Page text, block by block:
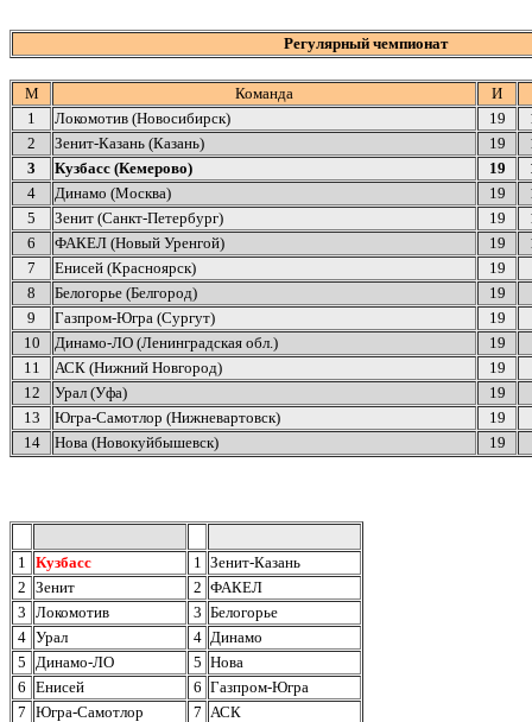
Регулярный чемпионат
М Команда
И
1
Локомотив (Новосибирск) 19
2
Зенит-Казань (Казань) 19
3
Кузбасс (Кемерово) 19
4
Динамо (Москва) 19
5
Зенит (Санкт-Петербург) 19
6
ФАКЕЛ (Новый Уренгой) 19
7
Енисей (Красноярск)
19
8
Белогорье (Белгород)
19
9
Газпром-Югра (Сургут)
19
10
Динамо-ЛО (Ленинградская обл.)
19
11
АСК (Нижний Новгород)
19
12
Урал (Уфа)
19
13
Югра-Самотлор (Нижневартовск)
19
14
Нова (Новокуйбышевск) 19
1 Кузбасс 1 Зенит-Казань
2 Зенит 2 ФАКЕЛ
3 Локомотив 3 Белогорье
4 Урал 4 Динамо
5 Динамо-ЛО 5 Нова
6 Енисей 6 Газпром-Югра
7 Югра-Самотлор 7 АСК